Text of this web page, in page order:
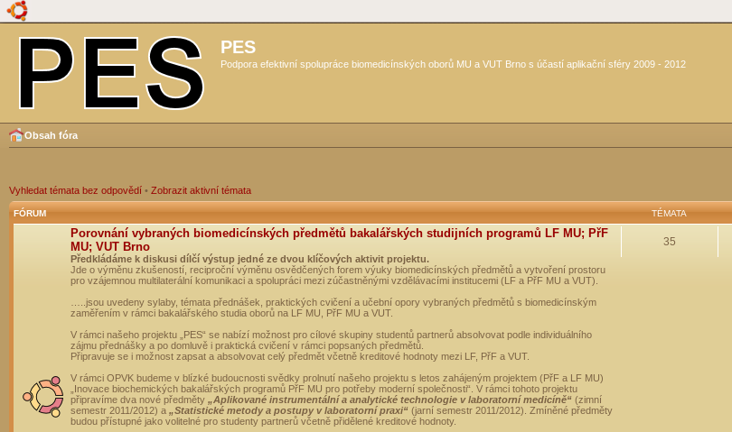
PES
Podpora efektivní spolupráce biomedicínských oborů MU a VUT Brno s účastí aplikační sféry 2009 - 2012
Obsah fóra
Vyhledat témata bez odpovědí • Zobrazit aktivní témata
FÓRUM TÉMATA
Porovnání vybraných biomedicínských předmětů bakalářských studijních programů LF MU; PřF
MU; VUT Brno
Předkládáme k diskusi dílčí výstup jedné ze dvou klíčových aktivit projektu.
Jde o výměnu zkušeností, reciproční výměnu osvědčených forem výuky biomedicínských předmětů a vytvoření prostoru
pro vzájemnou multilaterální komunikaci a spolupráci mezi zúčastněnými vzdělávacími institucemi (LF a PřF MU a VUT).
…..jsou uvedeny sylaby, témata přednášek, praktických cvičení a učební opory vybraných předmětů s biomedicínským
zaměřením v rámci bakalářského studia oborů na LF MU, PřF MU a VUT.
V rámci našeho projektu „PES“ se nabízí možnost pro cílové skupiny studentů partnerů absolvovat podle individuálního
zájmu přednášky a po domluvě i praktická cvičení v rámci popsaných předmětů.
Připravuje se i možnost zapsat a absolvovat celý předmět včetně kreditové hodnoty mezi LF, PřF a VUT.
V rámci OPVK budeme v blízké budoucnosti svědky prolnutí našeho projektu s letos zahájeným projektem (PřF a LF MU)
„Inovace biochemických bakalářských programů PřF MU pro potřeby moderní společnosti“. V rámci tohoto projektu
připravíme dva nové předměty „Aplikované instrumentální a analytické technologie v laboratorní medicíně“ (zimní
semestr 2011/2012) a „Statistické metody a postupy v laboratorní praxi“ (jarní semestr 2011/2012). Zmíněné předměty
budou přístupné jako volitelné pro studenty partnerů včetně přidělené kreditové hodnoty.
35